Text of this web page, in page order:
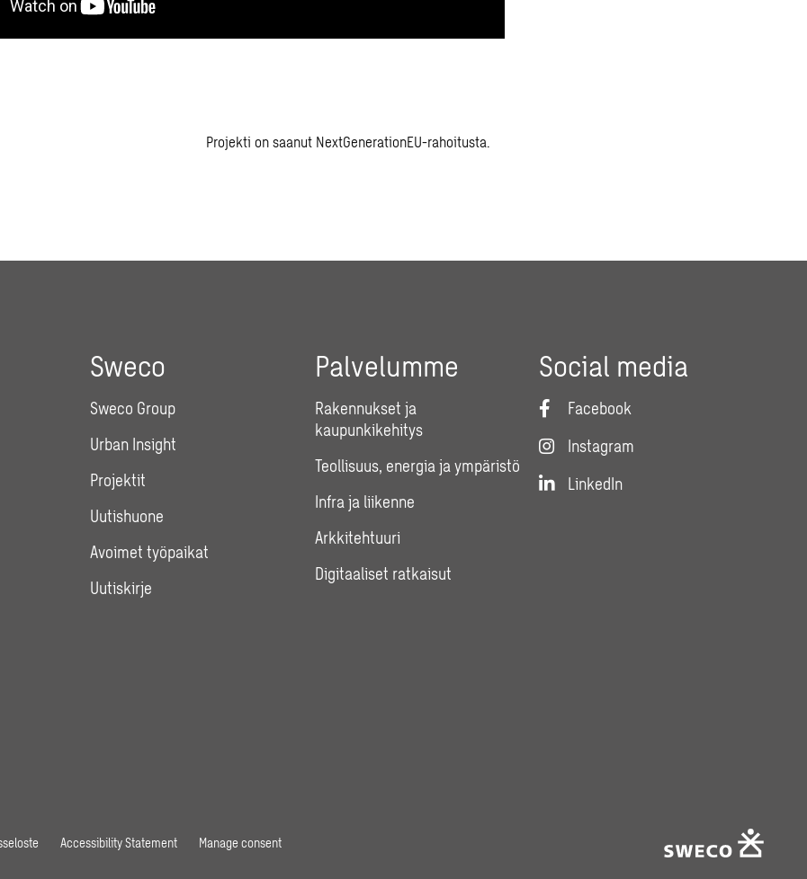
Projekti on saanut NextGenerationEU-rahoitusta.
Sweco
Sweco Group
Urban Insight
Projektit
Uutishuone
Avoimet työpaikat
Uutiskirje
Palvelumme
Rakennukset ja
kaupunkikehitys
Teollisuus, energia ja ympäristö
Infra ja liikenne
Arkkitehtuuri
Digitaaliset ratkaisut
Social media
Facebook
Instagram
LinkedIn
Accessibility Statement Manage consent